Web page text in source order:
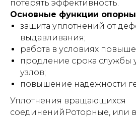
потерять эффективность.
Основные функции
защита уплотнений от
выдавливания;
работа в условиях
продление срока службы
узлов;
повышение надежности
Уплотнения вращающихся
соединенийРоторные, или